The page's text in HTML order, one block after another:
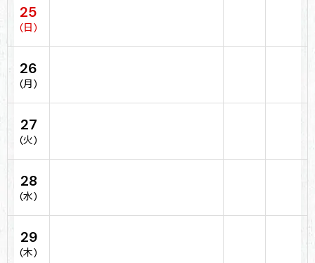
25
(日)
26
(月)
27
(火)
28
(水)
29
(木)